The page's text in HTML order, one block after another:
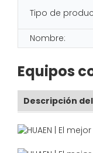
Tipo de
Nombre:
Equipos
Descripción